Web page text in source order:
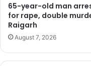
65-year-old man
for rape, double
Raigarh
August 7, 2026